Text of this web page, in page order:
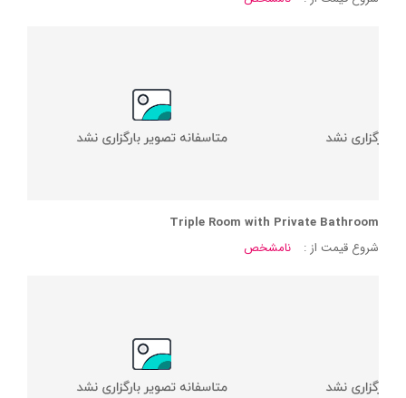
Triple Room with Private Bathroom
شروع قیمت از :
نامشخص